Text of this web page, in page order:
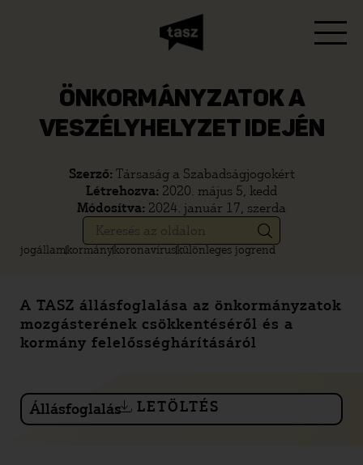
ÖNKORMÁNYZATOK A
VESZÉLYHELYZET IDEJÉN
Szerző: Társaság a Szabadságjogokért
Létrehozva: 2020. május 5, kedd
Módosítva: 2024. január 17, szerda
jogállamkormánykoronavíruskülönleges jogrend
A TASZ állásfoglalása az önkormányzatok
mozgásterének csökkentéséről és a
kormány felelősséghárításáról
Állásfoglalás LETÖLTÉS